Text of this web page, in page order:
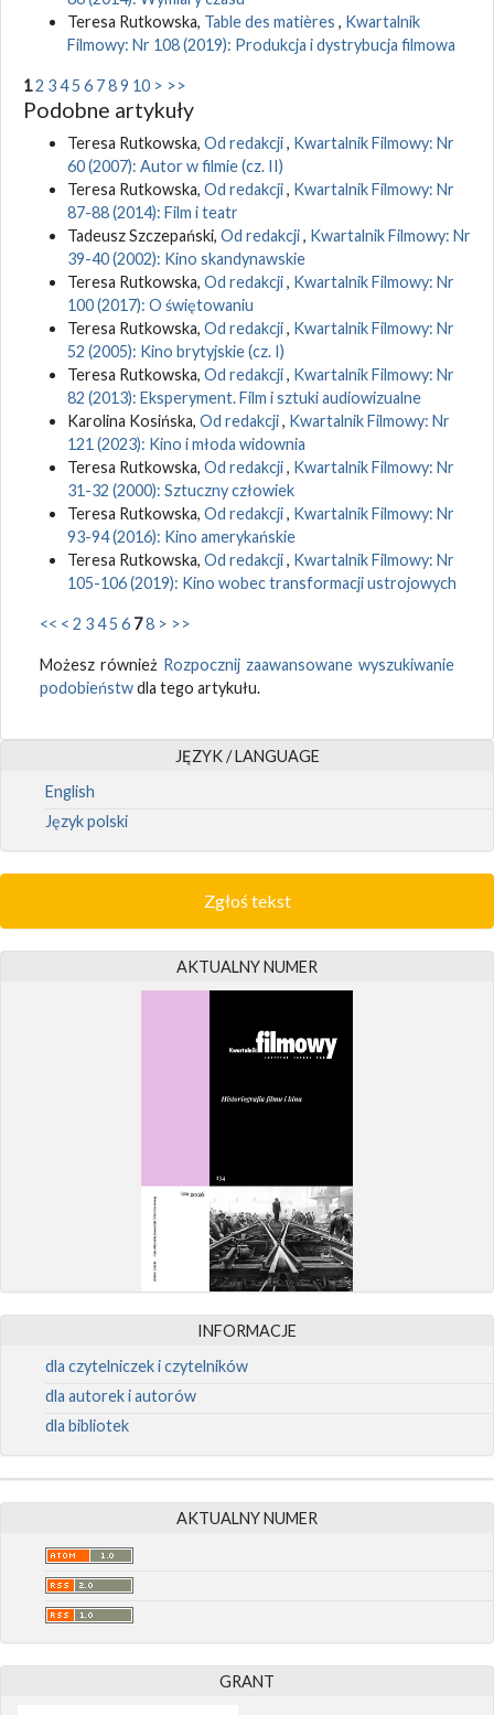
Teresa Rutkowska, Table des matières , Kwartalnik
Filmowy: Nr 108 (2019): Produkcja i dystrybucja filmowa
12 345 6 789 10 > >>
Podobne artykuły
Teresa Rutkowska, Od redakcji, Kwartalnik Filmowy: Nr
60 (2007): Autor w filmie (cz. II)
Teresa Rutkowska, Od redakcji, Kwartalnik Filmowy: Nr
87-88 (2014): Film i teatr
Tadeusz Szczepański, Od redakcji, Kwartalnik Filmowy: Nr
39-40 (2002): Kino skandynawskie
Teresa Rutkowska, Od redakcji, Kwartalnik Filmowy: Nr
100 (2017): O świętowaniu
Teresa Rutkowska, Od redakcji, Kwartalnik Filmowy: Nr
52 (2005): Kino brytyjskie (cz. I)
Teresa Rutkowska, Od redakcji, Kwartalnik Filmowy: Nr
82 (2013): Eksperyment. Film i sztuki audiowizualne
Karolina Kosińska, Od redakcji, Kwartalnik Filmowy: Nr
121 (2023): Kino i młoda widownia
Teresa Rutkowska, Od redakcji, Kwartalnik Filmowy: Nr
31-32 (2000): Sztuczny człowiek
Teresa Rutkowska, Od redakcji, Kwartalnik Filmowy: Nr
93-94 (2016): Kino amerykańskie
Teresa Rutkowska, Od redakcji, Kwartalnik Filmowy: Nr
105-106 (2019): Kino wobec transformacji ustrojowych
<< < 2 345 6 78 > >>
Możesz również Rozpocznij zaawansowane wyszukiwanie
podobieństwdla tego artykułu.
JĘZYK / LANGUAGE
English
Język polski
Zgłoś tekst
AKTUALNY NUMER
INFORMACJE
dla czytelniczek i czytelników
dla autorek i autorów
dla bibliotek
AKTUALNY NUMER
GRANT